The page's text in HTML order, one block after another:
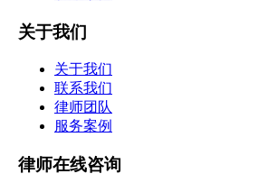
关于我们
关于我们
联系我们
律师团队
服务案例
律师在线咨询